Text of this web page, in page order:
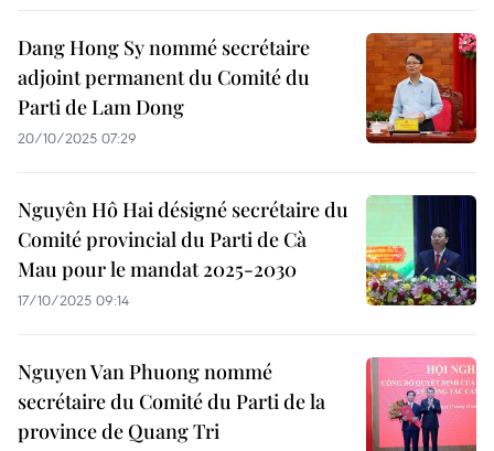
Dang Hong Sy nommé secrétaire
adjoint permanent du Comité du
Parti de Lam Dong
20/10/2025 07:29
Nguyên Hô Hai désigné secrétaire du
Comité provincial du Parti de Cà
Mau pour le mandat 2025-2030
17/10/2025 09:14
Nguyen Van Phuong nommé
secrétaire du Comité du Parti de la
province de Quang Tri